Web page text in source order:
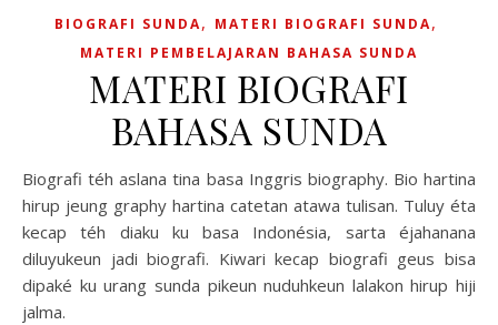
BIOGRAFI SUNDA, MATERI BIOGRAFI SUNDA,
MATERI PEMBELAJARAN BAHASA SUNDA
MATERI BIOGRAFI
BAHASA SUNDA
Biografi téh aslana tina basa Inggris biography. Bio hartina
hirup jeung graphy hartina catetan atawa tulisan. Tuluy éta
kecap téh diaku ku basa Indonésia, sarta éjahanana
diluyukeun jadi biografi. Kiwari kecap biografi geus bisa
dipaké ku urang sunda pikeun nuduhkeun lalakon hirup hiji
jalma.